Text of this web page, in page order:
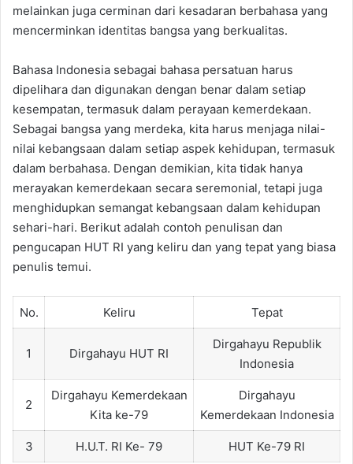
melainkan juga cerminan dari kesadaran berbahasa yang
mencerminkan identitas bangsa yang berkualitas.
Bahasa Indonesia sebagai bahasa persatuan harus
dipelihara dan digunakan dengan benar dalam setiap
kesempatan, termasuk dalam perayaan kemerdekaan.
Sebagai bangsa yang merdeka, kita harus menjaga nilai-
nilai kebangsaan dalam setiap aspek kehidupan, termasuk
dalam berbahasa. Dengan demikian, kita tidak hanya
merayakan kemerdekaan secara seremonial, tetapi juga
menghidupkan semangat kebangsaan dalam kehidupan
sehari-hari. Berikut adalah contoh penulisan dan
pengucapan HUT RI yang keliru dan yang tepat yang biasa
penulis temui.
No. Keliru Tepat
1 Dirgahayu HUT RI
Dirgahayu Republik
Indonesia
2
Dirgahayu Kemerdekaan
Kita ke-79
Dirgahayu
Kemerdekaan Indonesia
3 H.U.T. RI Ke- 79 HUT Ke-79 RI